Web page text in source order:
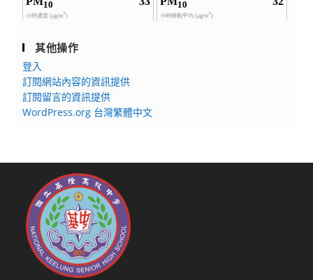
其他操作
登入
訂閱網站內容的資訊提供
訂閱留言的資訊提供
WordPress.org 台灣繁體中文